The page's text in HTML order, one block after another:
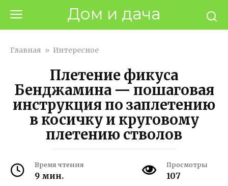
контенту
Дом и дача
Главная » Интересное
Плетение фикуса
Бенджамина — пошаговая
инструкция по заплетению
в косичку и круговому
плетению стволов
Время чтения
9 мин.
Просмотры
107